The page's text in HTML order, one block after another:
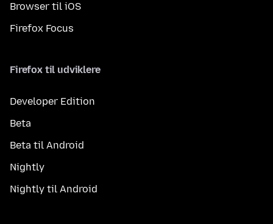
Browser til iOS
Firefox Focus
Firefox til udviklere
Developer Edition
Beta
Beta til Android
Nightly
Nightly til Android